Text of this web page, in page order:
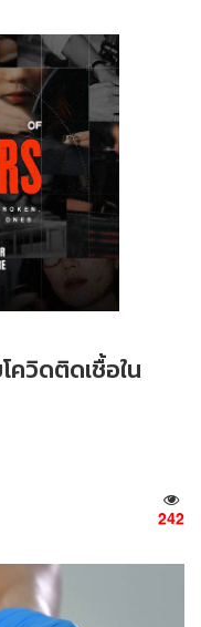
ควิดติดเชื้อใน
242